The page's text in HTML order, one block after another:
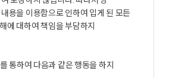
용을 이용함으로 인하여 입게 된 모든
에 대하여 책임을 부담하지
통하여 다음과 같은 행동을 하지